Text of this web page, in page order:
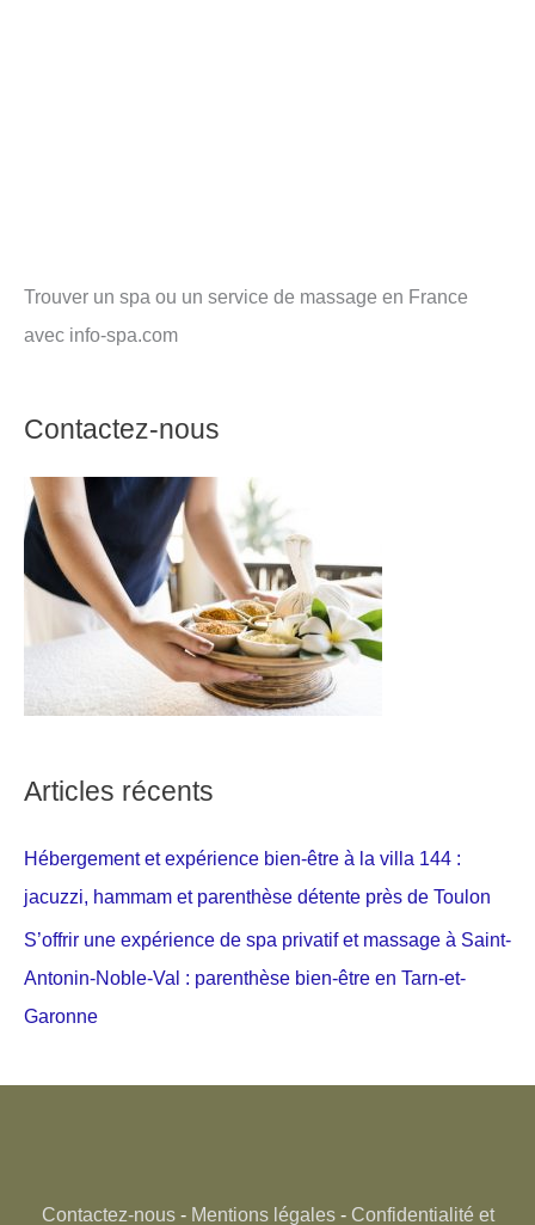
Trouver un spa ou un service de massage en France
avec info-spa.com
Contactez-nous
Articles récents
Hébergement et expérience bien-être à la villa 144 :
jacuzzi, hammam et parenthèse détente près de Toulon
S’offrir une expérience de spa privatif et massage à Saint-
Antonin-Noble-Val : parenthèse bien-être en Tarn-et-
Garonne
Contactez-nous- Mentions légales- Confidentialité et